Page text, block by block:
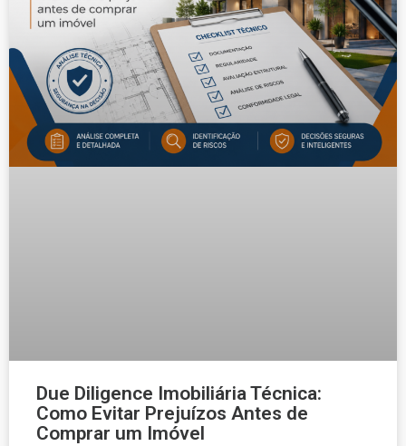
Due Diligence Imobiliária Técnica:
Como Evitar Prejuízos Antes de
Comprar um Imóvel